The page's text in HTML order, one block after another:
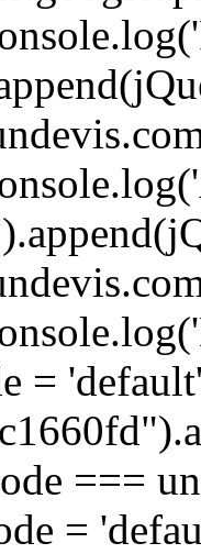
=
===
=